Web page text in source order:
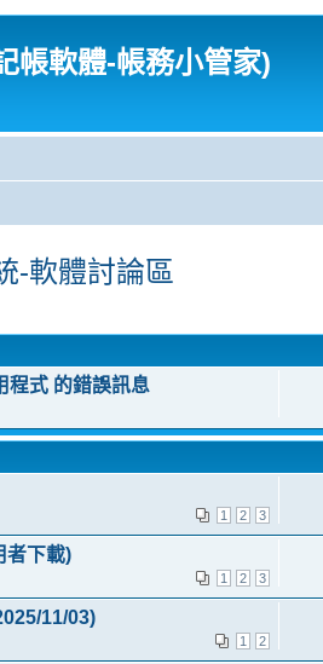
帳軟體-帳務小管家)
-軟體討論區
程式 的錯誤訊息
1 2 3
者下載)
1 2 3
11/03)
1 2